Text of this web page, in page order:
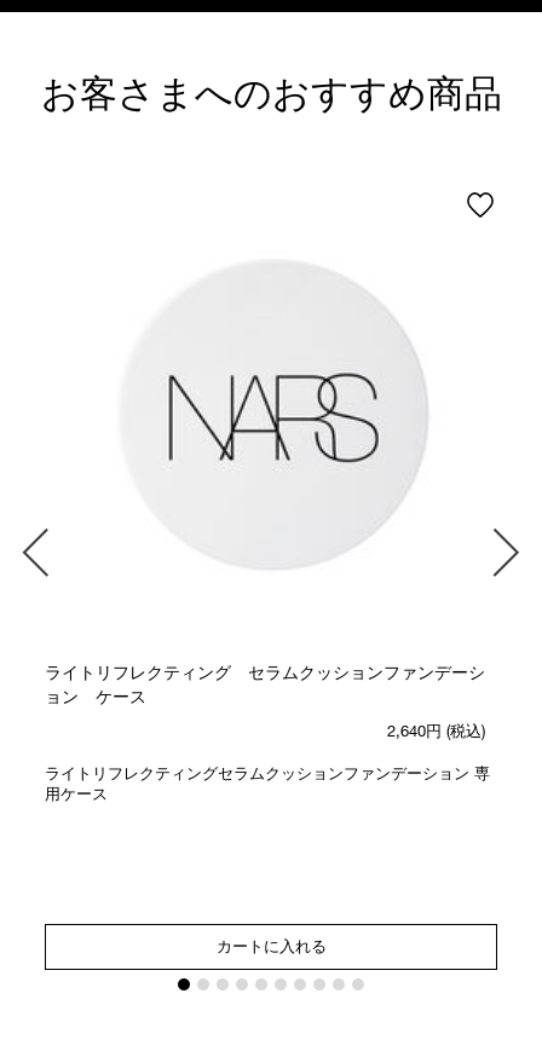
お客さまへのおすすめ商品
ライトリフレクティング セラムクッションファンデーシ
ョン ケース
2,640円 (税込)
ライトリフレクティングセラムクッションファンデーション 専
用ケース
カートに入れる